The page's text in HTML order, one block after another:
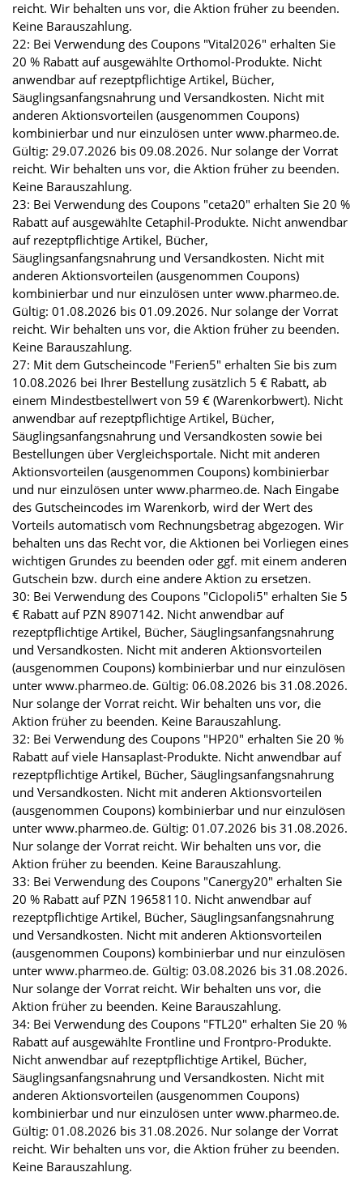
reicht. Wir behalten uns vor, die Aktion früher zu beenden.
Keine Barauszahlung.
22: Bei Verwendung des Coupons "Vital2026" erhalten Sie
20 % Rabatt auf ausgewählte Orthomol-Produkte. Nicht
anwendbar auf rezeptpflichtige Artikel, Bücher,
Säuglingsanfangsnahrung und Versandkosten. Nicht mit
anderen Aktionsvorteilen (ausgenommen Coupons)
kombinierbar und nur einzulösen unter www.pharmeo.de.
Gültig: 29.07.2026 bis 09.08.2026. Nur solange der Vorrat
reicht. Wir behalten uns vor, die Aktion früher zu beenden.
Keine Barauszahlung.
23: Bei Verwendung des Coupons "ceta20" erhalten Sie 20 %
Rabatt auf ausgewählte Cetaphil-Produkte. Nicht anwendbar
auf rezeptpflichtige Artikel, Bücher,
Säuglingsanfangsnahrung und Versandkosten. Nicht mit
anderen Aktionsvorteilen (ausgenommen Coupons)
kombinierbar und nur einzulösen unter www.pharmeo.de.
Gültig: 01.08.2026 bis 01.09.2026. Nur solange der Vorrat
reicht. Wir behalten uns vor, die Aktion früher zu beenden.
Keine Barauszahlung.
27: Mit dem Gutscheincode "Ferien5" erhalten Sie bis zum
10.08.2026 bei Ihrer Bestellung zusätzlich 5 € Rabatt, ab
einem Mindestbestellwert von 59 € (Warenkorbwert). Nicht
anwendbar auf rezeptpflichtige Artikel, Bücher,
Säuglingsanfangsnahrung und Versandkosten sowie bei
Bestellungen über Vergleichsportale. Nicht mit anderen
Aktionsvorteilen (ausgenommen Coupons) kombinierbar
und nur einzulösen unter www.pharmeo.de. Nach Eingabe
des Gutscheincodes im Warenkorb, wird der Wert des
Vorteils automatisch vom Rechnungsbetrag abgezogen. Wir
behalten uns das Recht vor, die Aktionen bei Vorliegen eines
wichtigen Grundes zu beenden oder ggf. mit einem anderen
Gutschein bzw. durch eine andere Aktion zu ersetzen.
30: Bei Verwendung des Coupons "Ciclopoli5" erhalten Sie 5
€ Rabatt auf PZN 8907142. Nicht anwendbar auf
rezeptpflichtige Artikel, Bücher, Säuglingsanfangsnahrung
und Versandkosten. Nicht mit anderen Aktionsvorteilen
(ausgenommen Coupons) kombinierbar und nur einzulösen
unter www.pharmeo.de. Gültig: 06.08.2026 bis 31.08.2026.
Nur solange der Vorrat reicht. Wir behalten uns vor, die
Aktion früher zu beenden. Keine Barauszahlung.
32: Bei Verwendung des Coupons "HP20" erhalten Sie 20 %
Rabatt auf viele Hansaplast-Produkte. Nicht anwendbar auf
rezeptpflichtige Artikel, Bücher, Säuglingsanfangsnahrung
und Versandkosten. Nicht mit anderen Aktionsvorteilen
(ausgenommen Coupons) kombinierbar und nur einzulösen
unter www.pharmeo.de. Gültig: 01.07.2026 bis 31.08.2026.
Nur solange der Vorrat reicht. Wir behalten uns vor, die
Aktion früher zu beenden. Keine Barauszahlung.
33: Bei Verwendung des Coupons "Canergy20" erhalten Sie
20 % Rabatt auf PZN 19658110. Nicht anwendbar auf
rezeptpflichtige Artikel, Bücher, Säuglingsanfangsnahrung
und Versandkosten. Nicht mit anderen Aktionsvorteilen
(ausgenommen Coupons) kombinierbar und nur einzulösen
unter www.pharmeo.de. Gültig: 03.08.2026 bis 31.08.2026.
Nur solange der Vorrat reicht. Wir behalten uns vor, die
Aktion früher zu beenden. Keine Barauszahlung.
34: Bei Verwendung des Coupons "FTL20" erhalten Sie 20 %
Rabatt auf ausgewählte Frontline und Frontpro-Produkte.
Nicht anwendbar auf rezeptpflichtige Artikel, Bücher,
Säuglingsanfangsnahrung und Versandkosten. Nicht mit
anderen Aktionsvorteilen (ausgenommen Coupons)
kombinierbar und nur einzulösen unter www.pharmeo.de.
Gültig: 01.08.2026 bis 31.08.2026. Nur solange der Vorrat
reicht. Wir behalten uns vor, die Aktion früher zu beenden.
Keine Barauszahlung.